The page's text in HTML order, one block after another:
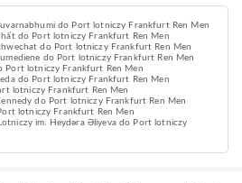
do Port lotniczy Frankfurt Ren Men
do Port lotniczy Frankfurt Ren Men
do Port lotniczy Frankfurt Ren Men
do Port lotniczy Frankfurt Ren Men
Port lotniczy Frankfurt Ren Men
do Port lotniczy Frankfurt Ren Men
lotniczy Frankfurt Ren Men
do Port lotniczy Frankfurt Ren Men
lotniczy Frankfurt Ren Men
im. Heydəra Əliyeva do Port lotniczy